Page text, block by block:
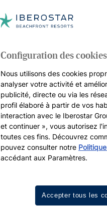
Configuration des cookies
Nous utilisons des cookies
analyser votre activité et
publicité, directe ou via les
profil élaboré à partir de vos
interaction avec le Iberostar
et continuer », vous autorisez
toutes ces fins. Découvrez
pouvez consulter notre
accédant aux Paramètres.
Accepter tous les